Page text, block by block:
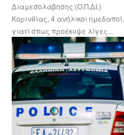
Διαμεσολάβησης (Ο.Π.ΔΙ.)
Κορινθίας, 4 ανήλικοι ημεδαποί,
γιατί όπως προέκυψε λίγες...